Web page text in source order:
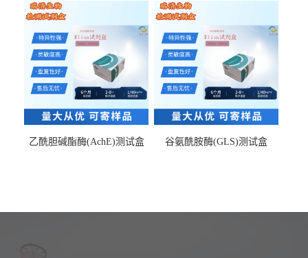
乙酰胆碱酯酶(AchE)测试盒 谷氨酰胺酶(GLS)测试盒